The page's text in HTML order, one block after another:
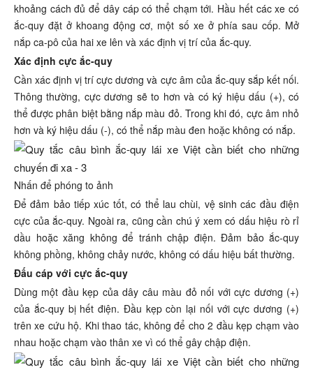
khoảng cách đủ để dây cáp có thể chạm tới. Hầu hết các xe có
ắc-quy đặt ở khoang động cơ, một số xe ở phía sau cốp. Mở
nắp ca-pô của hai xe lên và xác định vị trí của ắc-quy.
Xác định cực ắc-quy
Cần xác định vị trí cực dương và cực âm của ắc-quy sắp kết nối.
Thông thường, cực dương sẽ to hơn và có ký hiệu dấu (+), có
thể được phân biệt bằng nắp màu đỏ. Trong khi đó, cực âm nhỏ
hơn và ký hiệu dấu (-), có thể nắp màu đen hoặc không có nắp.
Nhấn để phóng to ảnh
Để đảm bảo tiếp xúc tốt, có thể lau chùi, vệ sinh các đầu điện
cực của ắc-quy. Ngoài ra, cũng cần chú ý xem có dấu hiệu rò rỉ
dầu hoặc xăng không để tránh chập điện. Đảm bảo ắc-quy
không phồng, không chảy nước, không có dấu hiệu bất thường.
Đấu cáp với cực ắc-quy
Dùng một đầu kẹp của dây câu màu đỏ nối với cực dương (+)
của ắc-quy bị hết điện. Đầu kẹp còn lại nối với cực dương (+)
trên xe cứu hộ. Khi thao tác, không để cho 2 đầu kẹp chạm vào
nhau hoặc chạm vào thân xe vì có thể gây chập điện.